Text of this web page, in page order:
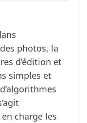
photos, la
d’édition et
simples et
charge les